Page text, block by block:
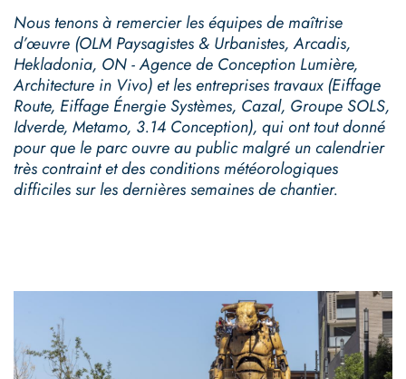
Nous tenons à remercier les équipes de maîtrise
d’œuvre (OLM Paysagistes & Urbanistes, Arcadis,
Hekladonia, ON - Agence de Conception Lumière,
Architecture in Vivo) et les entreprises travaux (Eiffage
Route, Eiffage Énergie Systèmes, Cazal, Groupe SOLS,
Idverde, Metamo, 3.14 Conception), qui ont tout donné
pour que le parc ouvre au public malgré un calendrier
très contraint et des conditions météorologiques
difficiles sur les dernières semaines de chantier.